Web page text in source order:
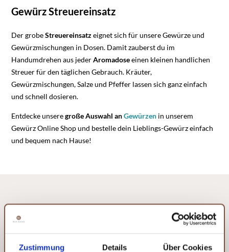
Zustimmung Details Über Cookies
Gewürz Streuereinsatz
Der grobeStreuereinsatzeignet sich für unsere Gewürze und
Gewürzmischungen in Dosen. Damit zauberst du im
Handumdrehen aus jederAromadoseeinen kleinen handlichen
Streuer für den täglichen Gebrauch. Kräuter,
Gewürzmischungen, Salze und Pfeffer lassen sich ganz einfach
und schnell dosieren.
Entdecke unseregroße Auswahl anGewürzen in unserem
Gewürz Online Shop und bestelle dein Lieblings-Gewürz einfach
und bequem nach Hause!